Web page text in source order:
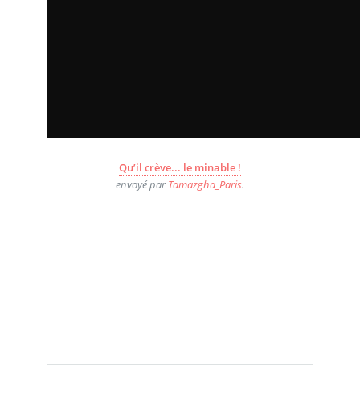
Qu’il crève... le minable !
envoyé parTamazgha_Paris.